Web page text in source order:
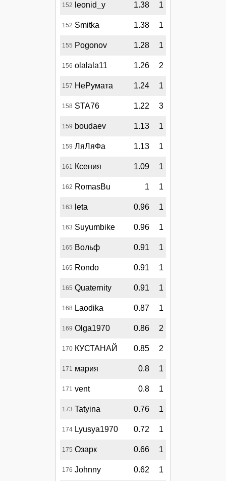
152 leonid_y 1.38 1
152 Smitka 1.38 1
155 Pogonov 1.28 1
156 olalala11 1.26 2
157 НеРумата 1.24 1
158 STA76 1.22 3
159 boudaev 1.13 1
159 ЛяЛяФа 1.13 1
161 Ксения 1.09 1
162 RomasBu 1 1
163 leta 0.96 1
163 Suyumbike 0.96 1
165 Вольф 0.91 1
165 Rondo 0.91 1
165 Quaternity 0.91 1
168 Laodika 0.87 1
169 Olga1970 0.86 2
170 КУСТАНАЙ 0.85 2
171 мария 0.8 1
171 vent 0.8 1
173 Tatyina 0.76 1
174 Lyusya1970 0.72 1
175 Озарк 0.66 1
176 Johnny 0.62 1